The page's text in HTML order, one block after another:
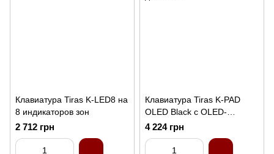
Клавиатура Tiras K-LED8 на
8 индикаторов зон
2 712 грн
Клавиатура Tiras K-PAD
OLED Black с OLED-
дисплеем
4 224 грн